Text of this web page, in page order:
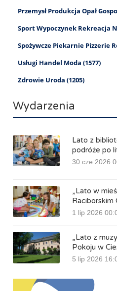
Przemysł Produkcja Opał
Sport Wypoczynek Rekreacja
Spożywcze Piekarnie Pizzerie
Usługi Handel Moda (1577)
Zdrowie Uroda (1205)
Wydarzenia
Lato z
podróże po
30 cze 2026
„Lato w
Raciborskim
1 lip 2026
„Lato z
Pokoju w
5 lip 2026